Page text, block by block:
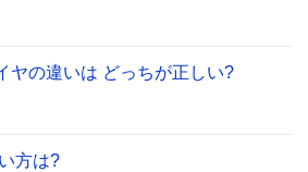
ヤの違いは どっちが正しい?
方は?